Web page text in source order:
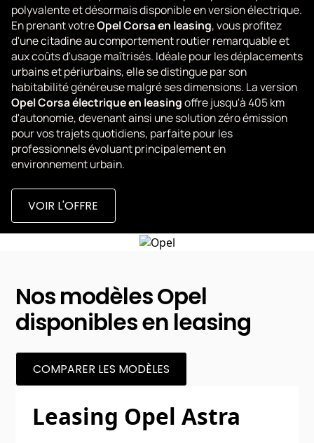
polyvalente et désormais disponible en version électrique.
En prenant votreOpel Corsa en leasing, vous profitez
d'une citadine au comportement routier remarquable et
aux coûts d'usage maîtrisés. Idéale pour les déplacements
urbains et périurbains, elle se distingue par son
habitabilité généreuse malgré ses dimensions. La version
Opel Corsa électrique en leasingoffre jusqu'à 405 km
d'autonomie, devenant ainsi une solution zéro émission
pour vos trajets quotidiens, parfaite pour les
professionnels évoluant principalement en
environnement urbain.
VOIR L'OFFRE
Nos modèles Opel
disponibles en leasing
COMPARER LES MODÈLES
Leasing Opel Astra